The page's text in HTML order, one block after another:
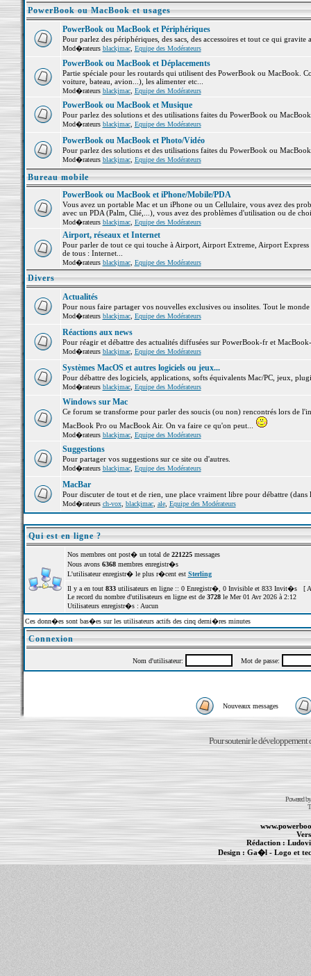
PowerBook ou MacBook et usages
PowerBook ou MacBook et Périphériques
Pour parlez des périphériques, des sacs, des accessoires et tout ce qui
Mod�rateurs blackjmac, Equipe des Modérateurs
PowerBook ou MacBook et Déplacements
Partie spéciale pour les routards qui utilisent des PowerBook ou MacBook.
voiture, bateau, avion...), les alimenter etc...
Mod�rateurs blackjmac, Equipe des Modérateurs
PowerBook ou MacBook et Musique
Pour parlez des solutions et des utilisations faites du PowerBook ou
Mod�rateurs blackjmac, Equipe des Modérateurs
PowerBook ou MacBook et Photo/Vidéo
Pour parlez des solutions et des utilisations faites du PowerBook ou
Mod�rateurs blackjmac, Equipe des Modérateurs
Bureau mobile
PowerBook ou MacBook et iPhone/Mobile/PDA
Vous avez un portable Mac et un iPhone ou un Cellulaire, vous avez des
avec un PDA (Palm, Clié,...), vous avez des problèmes d'utilisation ou de
Mod�rateurs blackjmac, Equipe des Modérateurs
Airport, réseaux et Internet
Pour parler de tout ce qui touche à Airport, Airport Extreme, Airport
de tous : Internet...
Mod�rateurs blackjmac, Equipe des Modérateurs
Divers
Actualités
Pour nous faire partager vos nouvelles exclusives ou insolites. Tout le
Mod�rateurs blackjmac, Equipe des Modérateurs
Réactions aux news
Pour réagir et débattre des actualités diffusées sur PowerBook-fr et
Mod�rateurs blackjmac, Equipe des Modérateurs
Systèmes MacOS et autres logiciels ou jeux...
Pour débattre des logiciels, applications, softs équivalents Mac/PC, jeux,
Mod�rateurs blackjmac, Equipe des Modérateurs
Windows sur Mac
Ce forum se transforme pour parler des soucis (ou non) rencontrés lors de
MacBook Pro ou MacBook Air. On va faire ce qu'on peut...
Mod�rateurs blackjmac, Equipe des Modérateurs
Suggestions
Pour partager vos suggestions sur ce site ou d'autres.
Mod�rateurs blackjmac, Equipe des Modérateurs
MacBar
Pour discuter de tout et de rien, une place vraiment libre pour débattre (dans
Mod�rateurs ch-vox, blackjmac, ale, Equipe des Modérateurs
Qui est en ligne ?
Nos membres ont post� un total de 221225messages
Nous avons 6368membres enregistr�s
L'utilisateur enregistr� le plus r�cent est Sterling
Il y a en tout 833utilisateurs en ligne :: 0 Enregistr�, 0 Invisible et 833 Invit�s [
Le record du nombre d'utilisateurs en ligne est de 3728le Mer 01 Avr 2026 à 2:12
Utilisateurs enregistr�s : Aucun
Ces donn�es sont bas�es sur les utilisateurs actifs des cinq derni�res minutes
Connexion
Nom d'utilisateur: Mot de passe:
Nouveaux messages
Pour soutenir le développement
Powered
Rédaction :
Design : Ga�l- Logo et